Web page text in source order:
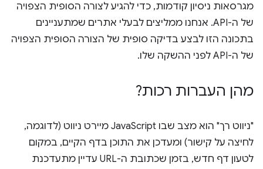
מגרסאות ניסיון קודמות, כדי להגיע לצורה הסופית הצפויה
של ה-API. אנחנו ממליצים לבעלי אתרים שמתעניינים
בתכונה הזו לבצע בדיקה סופית של הצורה הסופית הצפויה
של ה-API לפני ההשקה שלו.
מהן העברות רכות?
"ניווט רך" הוא מצב שבו JavaScript מיירט ניווט (לדוגמה,
לחיצה על קישור) ומעדכן את התוכן בדף הקיים, במקום
לטעון דף חדש, בזמן שכתובת ה-URL עדיין מתעדכנת